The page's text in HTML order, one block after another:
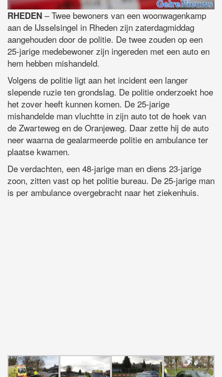
RHEDEN – Twee bewoners van een woonwagenkamp
aan de IJsselsingel in Rheden zijn zaterdagmiddag
aangehouden door de politie. De twee zouden op een
25-jarige medebewoner zijn ingereden met een auto en
hem hebben mishandeld.
Volgens de politie ligt aan het incident een langer
slepende ruzie ten grondslag. De politie onderzoekt hoe
het zover heeft kunnen komen. De 25-jarige
mishandelde man vluchtte in zijn auto tot de hoek van
de Zwarteweg en de Oranjeweg. Daar zette hij de auto
neer waarna de gealarmeerde politie en ambulance ter
plaatse kwamen.
De verdachten, een 48-jarige man en diens 23-jarige
zoon, zitten vast op het politie bureau. De 25-jarige man
is per ambulance overgebracht naar het ziekenhuis.